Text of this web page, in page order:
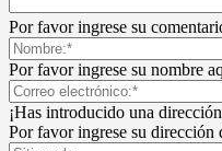
Por favor ingrese su
Por favor ingrese su nombre
¡Has introducido una
Por favor ingrese su dirección